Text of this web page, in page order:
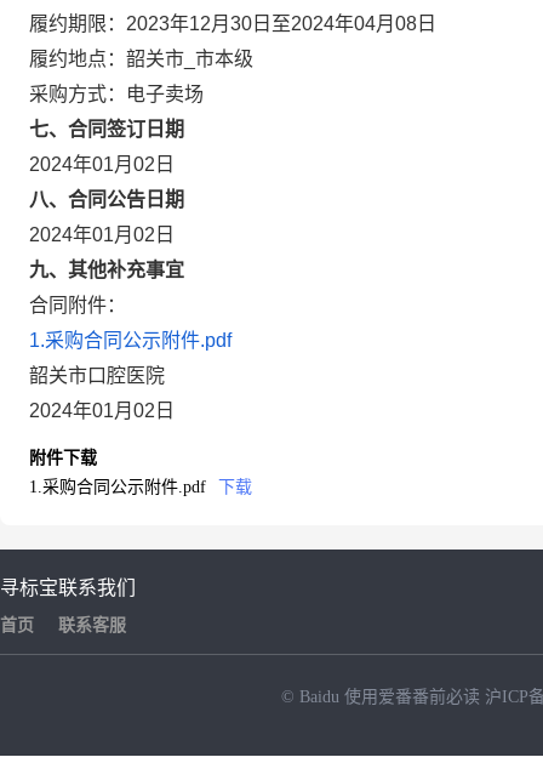
履约期限：2023年12月30日至2024年04月08日
履约地点：韶关市_市本级
采购方式：电子卖场
七、合同签订日期
2024年01月02日
八、合同公告日期
2024年01月02日
九、其他补充事宜
合同附件：
1.采购合同公示附件.pdf
韶关市口腔医院
2024年01月02日
附件下载
1.采购合同公示附件.pdf
下载
寻标宝
首页
联系我们
联系客服
© Baidu 使用爱番番前必读 沪ICP